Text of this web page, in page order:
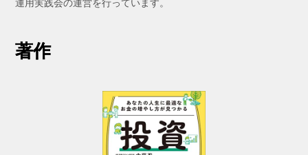
運用実践会の運営を行っています。
著作